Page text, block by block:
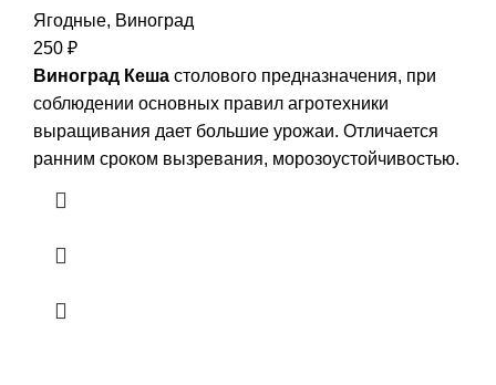
Ягодные, Виноград
250 ₽
Виноград Кеша столового предназначения, при
соблюдении основных правил агротехники
выращивания дает большие урожаи. Отличается
ранним сроком вызревания, морозоустойчивостью.